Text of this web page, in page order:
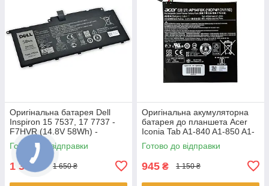
Оригінальна батарея Dell
Inspiron 15 7537, 17 7737 -
F7HVR (14.8V 58Wh) -
Акумулятор, АКБ
Готово до відправки
1 350 ₴ 1 650 ₴
Оригінальна акумуляторна
батарея до планшета Acer
Iconia Tab A1-840 A1-850 A1-
860 One 8 B1-810 B1-820 B1-
830 - AP14F8K
Готово до відправки
945 ₴ 1 150 ₴